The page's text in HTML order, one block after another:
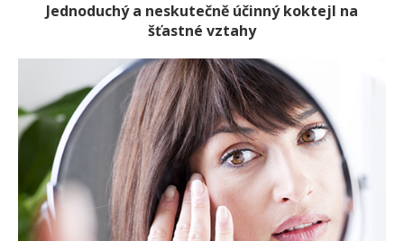
Jednoduchý a neskutečně účinný koktejl na
šťastné vztahy